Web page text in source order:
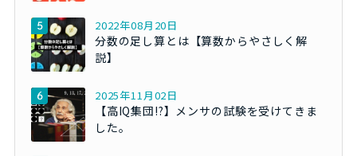
2022年08月20日
分数の足し算とは【算数からやさしく解
説】
2025年11月02日
【高IQ集団!?】メンサの試験を受けてきま
した。